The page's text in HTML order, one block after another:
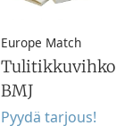
Europe Match
Tulitikkuvihko
BMJ
Pyydä tarjous!